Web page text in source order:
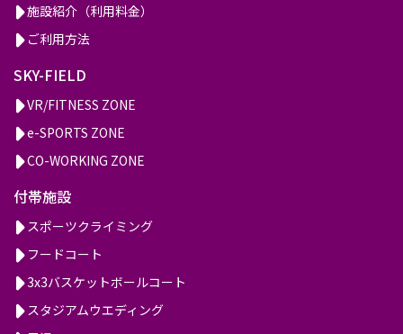
施設紹介（利用料金）
ご利用方法
SKY-FIELD
VR/FITNESS ZONE
e-SPORTS ZONE
CO-WORKING ZONE
付帯施設
スポーツクライミング
フードコート
3x3バスケットボールコート
スタジアムウエディング